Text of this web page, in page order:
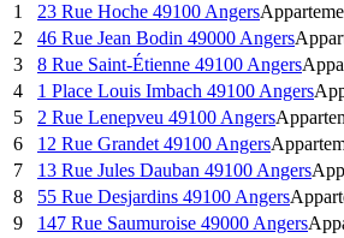
1
23 Rue Hoche 49100 Angers
2
46 Rue Jean Bodin 49000 Angers
3
8 Rue Saint-Étienne 49100 Angers
4
1 Place Louis Imbach 49100 Angers
5
2 Rue Lenepveu 49100 Angers
6
12 Rue Grandet 49100 Angers
7
13 Rue Jules Dauban 49100 Angers
8
55 Rue Desjardins 49100 Angers
9
147 Rue Saumuroise 49000 Angers